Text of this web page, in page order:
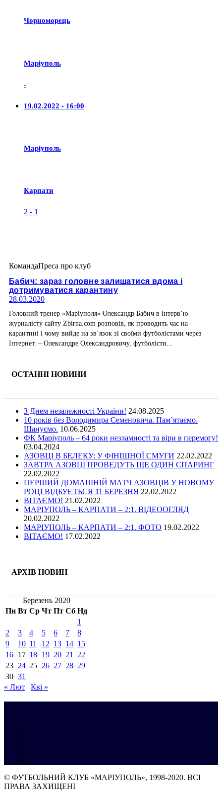
Чорноморець
Маріуполь
-
19.02.2022 - 16:00
Маріуполь
Карпати
2 - 1
КомандаПреса про клуб
Бабич: зараз головне залишатися вдома і
дотримуватися карантину
28.03.2020
Головний тренер «Маріуполя» Олександр Бабич в інтерв’ю
журналісту сайту Zbirna.com розповів, як проводить час на
карантині і чому вийде на зв’язок зі своїми футболістами через
Інтернет. – Олександре Олександровичу, футболісти...
ОСТАННІ НОВИНИ
З Днем незалежності України! 24.08.2025
10 років без Володимира Семеновича. Пам’ятаємо.
Шануємо. 10.06.2025
ФК Маріуполь – 64 роки незламності та віри в перемогу!
03.04.2024
АЗОВЦІ В БЕЛЕКУ: У ФІНІШНОЇ СМУГИ 22.02.2022
ЗАВТРА АЗОВЦІ ПРОВЕДУТЬ ЩЕ ОДИН СПАРИНГ
22.02.2022
ПЕРШИЙ ДОМАШНІЙ МАТЧ АЗОВЦІВ У НОВОМУ
РОЦІ ВІДБУЄТЬСЯ 11 БЕРЕЗНЯ 22.02.2022
ВІТАЄМО! 21.02.2022
МАРІУПОЛЬ – КАРПАТИ – 2:1. ВІДЕООГЛЯД
20.02.2022
МАРІУПОЛЬ – КАРПАТИ – 2:1. ФОТО 19.02.2022
ВІТАЄМО! 17.02.2022
АРХІВ НОВИН
Березень 2020
Пн Вт Ср Чт Пт Сб Нд
1
2
3 4 5 6 7
8
9
10 11 12 13 14 15
16 17 18 19 20 21
22
23 24 25 26 27 28 29
30 31
« Лют
Кві »
© ФУТБОЛЬНИЙ КЛУБ «МАРІУПОЛЬ», 1998-2020. ВСІ
ПРАВА ЗАХИЩЕНІ